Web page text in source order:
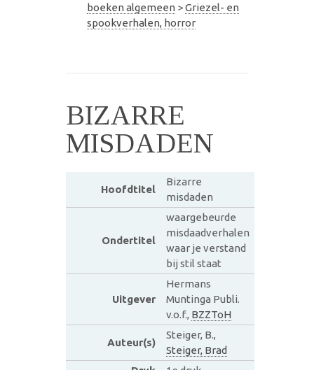
boeken algemeen >Griezel- en
spookverhalen, horror
BIZARRE
MISDADEN
Hoofdtitel
Bizarre
misdaden
Ondertitel
waargebeurde
misdaadverhalen
waar je verstand
bij stil staat
Uitgever
Hermans
Muntinga Publi.
v.o.f., BZZToH
Auteur(s)
Steiger, B.,
Steiger, Brad